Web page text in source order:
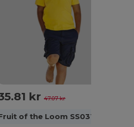
kr47.07 kr
of the Loom SS031